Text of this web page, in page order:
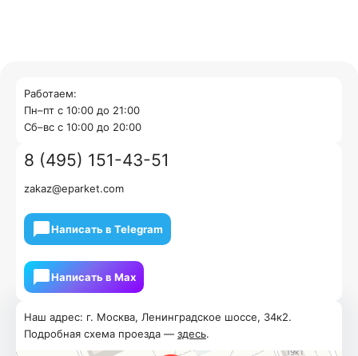
Наш адрес: г. Москва, Ленинградское шоссе, 34к2.
Подробная схема проезда — здесь.
Работаем:
Пн–пт с 10:00 до 21:00
Cб–вс с 10:00 до 20:00
8 (495) 151-43-51
zakaz@eparket.com
Написать в Telegram
Написать в Мах